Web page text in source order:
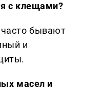
с клещами?
бывают
и
масел и